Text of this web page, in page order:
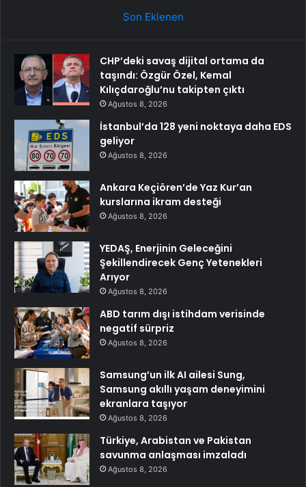
Son Eklenen
CHP’deki savaş dijital ortama da
taşındı: Özgür Özel, Kemal
Kılıçdaroğlu’nu takipten çıktı
Ağustos 8, 2026
İstanbul’da 128 yeni noktaya daha EDS
geliyor
Ağustos 8, 2026
Ankara Keçiören’de Yaz Kur’an
kurslarına ikram desteği
Ağustos 8, 2026
YEDAŞ, Enerjinin Geleceğini
Şekillendirecek Genç Yetenekleri
Arıyor
Ağustos 8, 2026
ABD tarım dışı istihdam verisinde
negatif sürpriz
Ağustos 8, 2026
Samsung’un ilk AI ailesi Sung,
Samsung akıllı yaşam deneyimini
ekranlara taşıyor
Ağustos 8, 2026
Türkiye, Arabistan ve Pakistan
savunma anlaşması imzaladı
Ağustos 8, 2026